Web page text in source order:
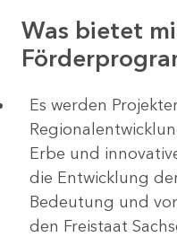
Was bietet
Es werden
Erbe und
die Entwicklung
Bedeutung und
den Freistaat